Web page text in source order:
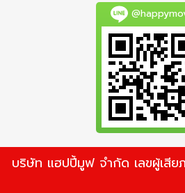
บริษัท แฮปปี้มูฟ จำกัด เลขผู้เสีย